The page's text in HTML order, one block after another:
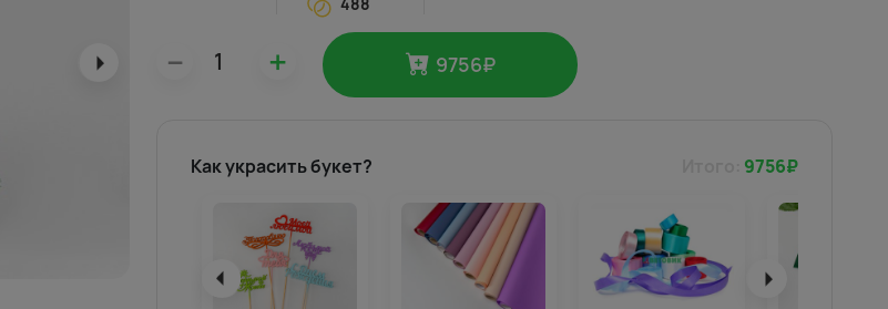
– + 9756₽
Как украсить букет? 9756₽